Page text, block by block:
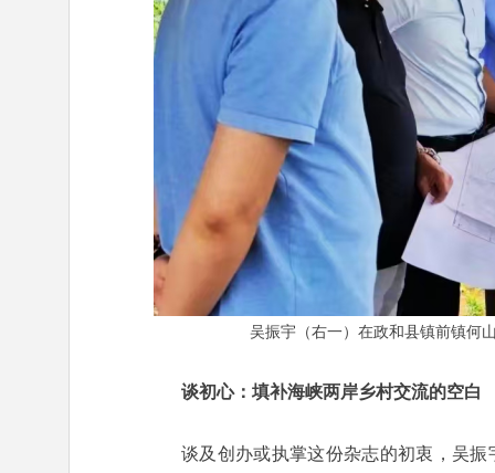
吴振宇（右一）在政和县镇前镇何
谈初心：填补海峡两岸乡村交流的空白
谈及创办或执掌这份杂志的初衷，吴